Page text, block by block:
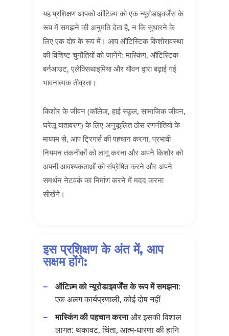
यह प्रशिक्षण आपको ऑटिज़्म को एक न्यूरोडाइवर्जेंस के
रूप में समझने की अनुमति देता है, न कि सुधारने के
लिए एक दोष के रूप में। आप ऑटिस्टिक किशोरावस्था
की विशिष्ट चुनौतियों को जानेंगे: मास्किंग, ऑटिस्टिक
बर्नआउट, एलेक्सिथाइमिया और यौवन द्वारा बढ़ाई गई
भावनात्मक तीव्रता।
किशोर के जीवन (कॉलेज, हाई स्कूल, सामाजिक जीवन,
घरेलू वातावरण) के लिए अनुकूलित ठोस रणनीतियों के
माध्यम से, आप ट्रिगर्स की पहचान करना, प्रभावी
नियमन तकनीकों को लागू करना और अपने किशोर को
अपनी आवश्यकताओं को संप्रेषित करने और अपने
समर्थन नेटवर्क का निर्माण करने में मदद करना
सीखेंगे।
इस प्रशिक्षण के अंत में, आप
सक्षम होंगे:
ऑटिज़्म को न्यूरोडाइवर्जेंस के रूप में समझना:
एक अलग कार्यप्रणाली, कोई दोष नहीं
मास्किंग की पहचान करनाऔर इसकी विशाल
लागत: थकावट, चिंता, आत्म-धारणा की हानि